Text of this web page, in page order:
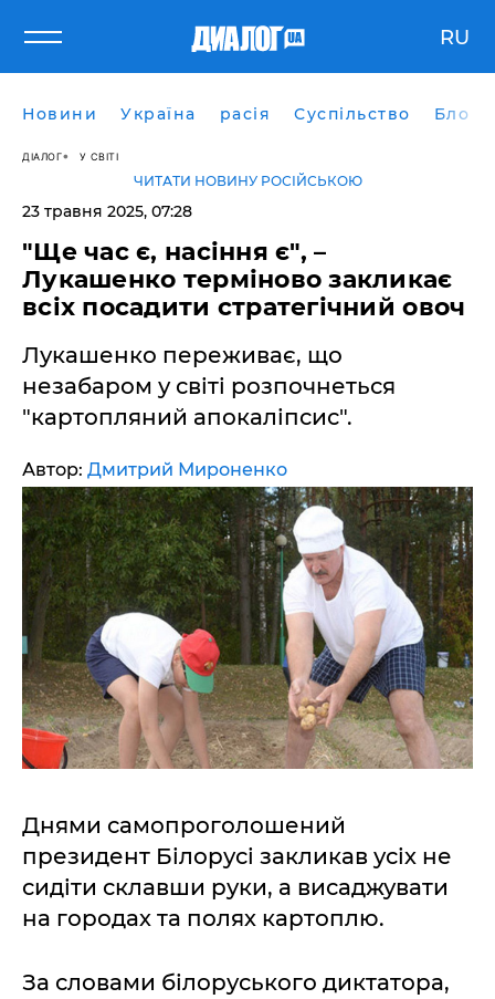
RU
Новини Україна расія Суспільство Блоги
ДІАЛОГ У СВІТІ
ЧИТАТИ НОВИНУ РОСІЙСЬКОЮ
23 травня 2025, 07:28
"Ще час є, насіння є", –
Лукашенко терміново закликає
всіх посадити стратегічний овоч
Лукашенко переживає, що
незабаром у світі розпочнеться
"картопляний апокаліпсис".
Автор: Дмитрий Мироненко
Днями самопроголошений
президент Білорусі закликав усіх не
сидіти склавши руки, а висаджувати
на городах та полях картоплю.
За словами білоруського диктатора,